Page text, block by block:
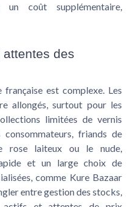
un coût supplémentaire,
des
est complexe. Les
allongés, surtout pour les
limitées de vernis
friands de
rose laiteux ou le nude,
et un large choix de
comme Kure Bazaar
entre gestion des stocks,